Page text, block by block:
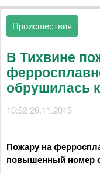
Происшествия
В Тихвине
обрушилась
10:52 26.11.2015
Пожару на
повышенный номер